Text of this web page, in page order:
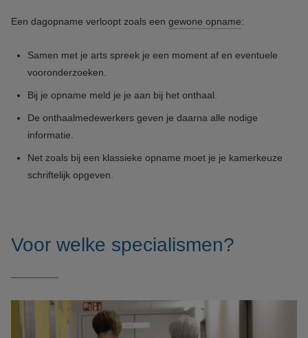
Een dagopname verloopt zoals een gewone opname:
Samen met je arts spreek je een moment af en eventuele
vooronderzoeken.
Bij je opname meld je je aan bij het onthaal.
De onthaalmedewerkers geven je daarna alle nodige
informatie.
Net zoals bij een klassieke opname moet je je kamerkeuze
schriftelijk opgeven.
Voor welke specialismen?